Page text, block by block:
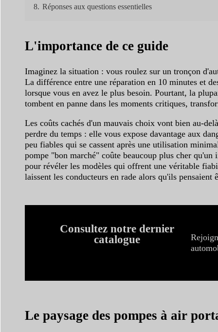
8. Réponses aux questions essentielles
L'importance de ce guide
Imaginez la situation : vous roulez sur un tronçon
La différence entre une réparation en 10 minutes et
lorsque vous en avez le plus besoin. Pourtant, la
tombent en panne dans les moments critiques,
Les coûts cachés d'un mauvais choix vont bien au-
perdre du temps : elle vous expose davantage aux
peu fiables qui se cassent après une utilisation
pompe "bon marché" coûte beaucoup plus cher
pour révéler les modèles qui offrent une véritable
laissent les conducteurs en rade alors qu'ils pensaient
Consultez notre dernier
catalogue
Le paysage des pompes à air